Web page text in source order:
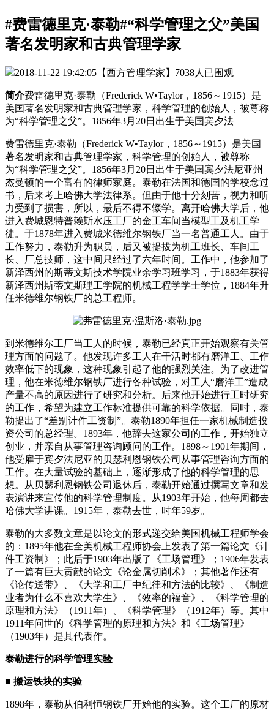
#费雷德里克·泰勒#“科学管理之父”美国
著名发明家和古典管理学家
2018-11-22 19:42:05 【西方管理学家】 7038人已围观
简介费雷德里克·泰勒（Frederick W•Taylor，1856～1915）是
美国著名发明家和古典管理学家，科学管理的创始人，被尊称
为“科学管理之父”。1856年3月20日出生于美国宾夕法
费雷德里克·泰勒（Frederick W•Taylor，1856～1915）是美国
著名发明家和古典管理学家，科学管理的创始人，被尊称
为“科学管理之父”。1856年3月20日出生于美国宾夕法尼亚州
杰曼顿的一个富有的律师家庭。泰勒在法国和德国的学校念过
书，后来考上哈佛大学法律系。但由于他十分刻苦，视力和听
力受到了损害，所以，最后不得不辍学。离开哈佛大学后，他
进入费城恩特普赖斯水压工厂的金工车间当模型工及机工学
徒。于1878年进入费城米德维尔钢铁厂当一名普通工人。由于
工作努力，泰勒升为职员，后又被提拔为机工班长、车间工
长、厂总技师，这中间只经过了六年时间。工作中，他参加了
新泽西州的斯蒂文斯技术学院业余学习班学习，于1883年获得
新泽西州斯蒂文斯理工学院的机械工程学学士学位，1884年升
任米德维尔钢铁厂的总工程师。
到米德维尔工厂当工人的时候，泰勒已经真正开始观察有关管
理方面的问题了。他发现许多工人在干活时都有磨洋工、工作
效率低下的现象，这种现象引起了他的强烈关注。为了改进管
理，他在米德维尔钢铁厂进行各种试验，对工人“磨洋工”造成
产量不高的原因进行了研究和分析。后来他开始进行工时研究
的工作，希望为建立工作标准提供可靠的科学依据。同时，泰
勒提出了“差别计件工资制”。泰勒1890年担任一家机械制造投
资公司的总经理。1893年，他辞去这家公司的工作，开始独立
创业，并亲自从事管理咨询顾问的工作。1898～1901年期间，
他受雇于宾夕法尼亚的贝瑟利恩钢铁公司从事管理咨询方面的
工作。在大量试验的基础上，逐渐形成了他的科学管理的思
想。从贝瑟利恩钢铁公司退休后，泰勒开始通过撰写文章和发
表演讲来宣传他的科学管理制度。从1903年开始，他每周都去
哈佛大学讲课。1915年，泰勒去世，时年59岁。
泰勒的大多数文章是以论文的形式递交给美国机械工程师学会
的：1895年他在全美机械工程师协会上发表了第一篇论文《计
件工资制》；此后于1903年出版了《工场管理》；1906年发表
了一篇有巨大贡献的论文《论金属切削术》；其他著作还有
《论传送带》、《大学和工厂中纪律和方法的比较》、《制造
业者为什么不喜欢大学生》、《效率的福音》、《科学管理的
原理和方法》（1911年）、《科学管理》（1912年）等。其中
1911年问世的《科学管理的原理和方法》和《工场管理》
（1903年）是其代表作。
泰勒进行的科学管理实验
■ 搬运铁块的实验
1898年，泰勒从伯利恒钢铁厂开始他的实验。这个工厂的原材